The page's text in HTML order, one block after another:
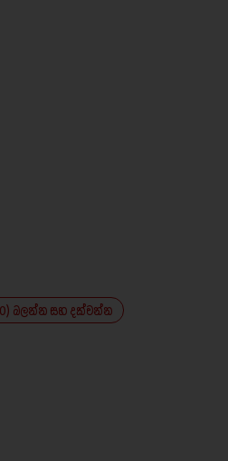
බලන්න සහ දක්වන්න